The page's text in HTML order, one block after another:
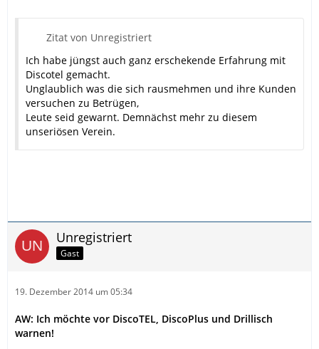
Zitat von Unregistriert
Ich habe jüngst auch ganz erschekende Erfahrung mit
Discotel gemacht.
Unglaublich was die sich rausmehmen und ihre Kunden
versuchen zu Betrügen,
Leute seid gewarnt. Demnächst mehr zu diesem
unseriösen Verein.
Unregistriert
Gast
19. Dezember 2014 um 05:34
AW: Ich möchte vor DiscoTEL, DiscoPlus und Drillisch
warnen!